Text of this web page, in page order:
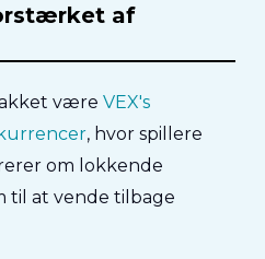
af
være VEX's
, hvor spillere
om lokkende
til at vende tilbage